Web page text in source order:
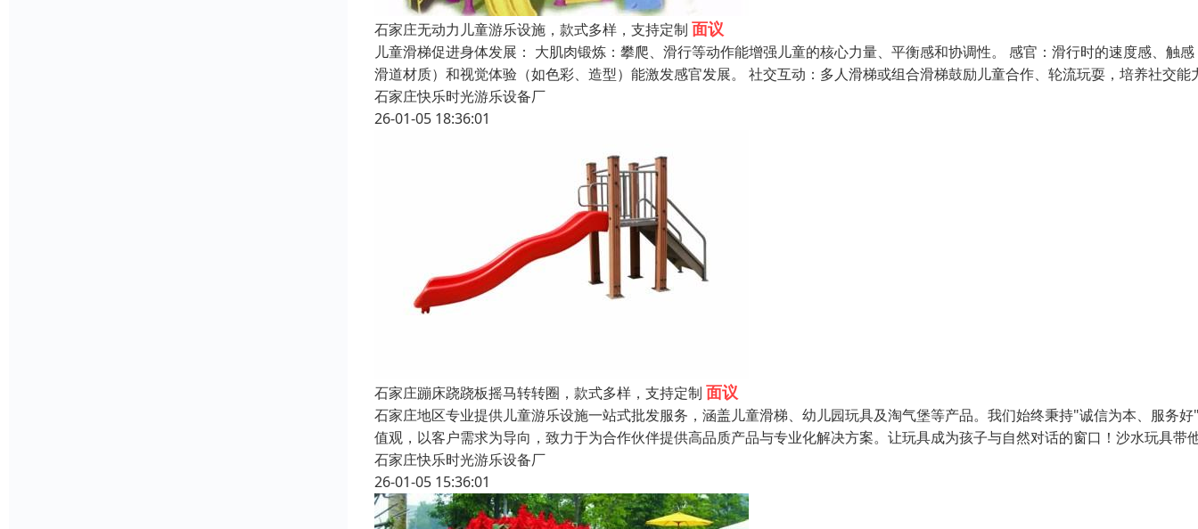
石家庄无动力儿童游乐设施，款式多样，支持定制 面议
儿童滑梯促进身体发展： 大肌肉锻炼：攀爬、滑行等动作能增强儿童的核心力量、平衡感和协调性。 感官：滑行时的速度感、触
滑道材质）和视觉体验（如色彩、造型）能激发感官发展。 社交互动：多人滑梯或组合滑梯鼓励儿童合作、轮流玩耍，培养社交能
石家庄快乐时光游乐设备厂
26-01-05 18:36:01
石家庄蹦床跷跷板摇马转转圈，款式多样，支持定制 面议
石家庄地区专业提供儿童游乐设施一站式批发服务，涵盖儿童滑梯、幼儿园玩具及淘气堡等产品。我们始终秉持"诚信为本、服务
值观，以客户需求为导向，致力于为合作伙伴提供高品质产品与专业化解决方案。让玩具成为孩子与自然对话的窗口！沙水玩具带
石家庄快乐时光游乐设备厂
26-01-05 15:36:01